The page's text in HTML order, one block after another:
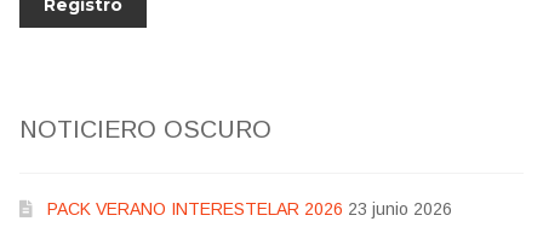
NOTICIERO OSCURO
PACK VERANO INTERESTELAR 2026 23 junio 2026